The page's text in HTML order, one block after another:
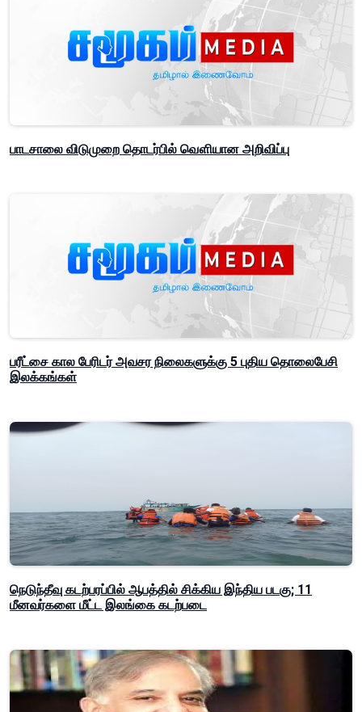
பாடசாலை விடுமுறை தொடர்பில் வௌியான அறிவிப்பு
பரீட்சை கால பேரிடர் அவசர நிலைகளுக்கு 5 புதிய தொலைபேசி
இலக்கங்கள்
நெடுந்தீவு கடற்பரப்பில் ஆபத்தில் சிக்கிய இந்திய படகு; 11
மீனவர்களை மீட்ட இலங்கை கடற்படை